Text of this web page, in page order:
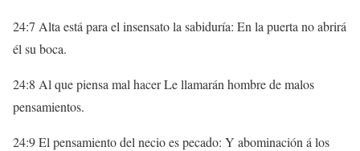
24:7 Alta está para el insensato la sabiduría: En la puerta no abrirá
él su boca.
24:8 Al que piensa mal hacer Le llamarán hombre de malos
pensamientos.
24:9 El pensamiento del necio es pecado: Y abominación á los